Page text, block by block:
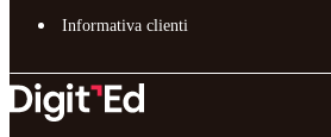
Informativa clienti